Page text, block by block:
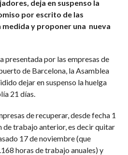
deja en suspenso la
por escrito de las
y proponer una nueva
presentada por las empresas de
de Barcelona, la Asamblea
dejar en suspenso la huelga
21 días.
de recuperar, desde fecha 1
de trabajo anterior, es decir quitar
17 de noviembre (que
horas de trabajo anuales) y